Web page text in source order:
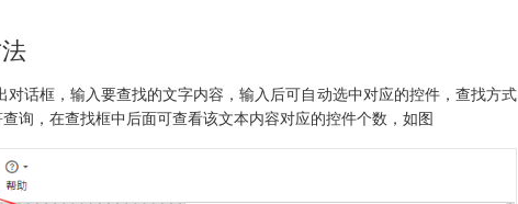
对话框，输入要查找的文字内容，输入后可自动选中对应的控件，查找方式
询，在查找框中后面可查看该文本内容对应的控件个数，如图